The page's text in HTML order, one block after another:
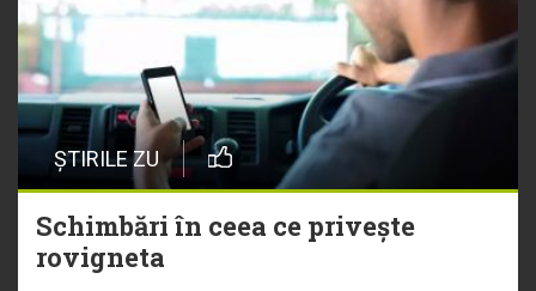
ȘTIRILE ZU
Schimbări în ceea ce privește
rovigneta